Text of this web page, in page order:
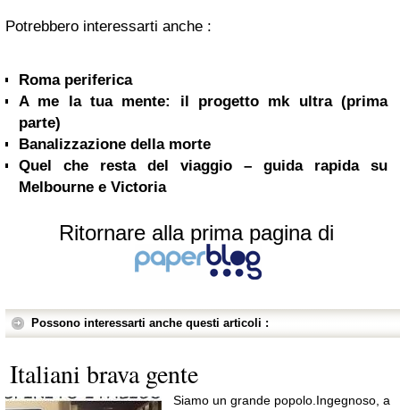
Potrebbero interessarti anche :
Roma periferica
A me la tua mente: il progetto mk ultra (prima
parte)
Banalizzazione della morte
Quel che resta del viaggio – guida rapida su
Melbourne e Victoria
Ritornare alla prima pagina di
Possono interessarti anche questi articoli :
Italiani brava gente
Siamo un grande popolo.Ingegnoso, a